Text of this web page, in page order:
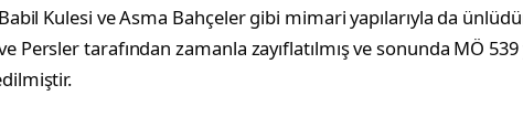
Kulesi ve Asma Bahçeler gibi mimari yapılarıyla da
tarafından zamanla zayıflatılmış ve sonunda MÖ 539